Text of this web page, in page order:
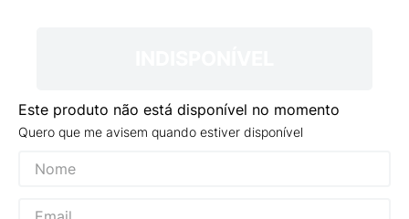
Este produto não está disponível no momento
Quero que me avisem quando estiver disponível